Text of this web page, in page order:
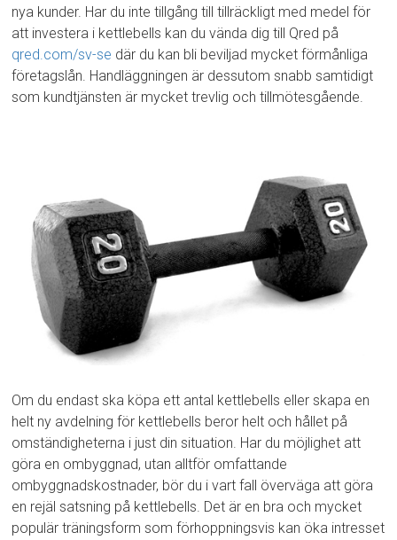
nya kunder. Har du inte tillgång till tillräckligt med medel för
att investera i kettlebells kan du vända dig till Qred på
qred.com/sv-se där du kan bli beviljad mycket förmånliga
företagslån. Handläggningen är dessutom snabb samtidigt
som kundtjänsten är mycket trevlig och tillmötesgående.
Om du endast ska köpa ett antal kettlebells eller skapa en
helt ny avdelning för kettlebells beror helt och hållet på
omständigheterna i just din situation. Har du möjlighet att
göra en ombyggnad, utan alltför omfattande
ombyggnadskostnader, bör du i vart fall överväga att göra
en rejäl satsning på kettlebells. Det är en bra och mycket
populär träningsform som förhoppningsvis kan öka intresset